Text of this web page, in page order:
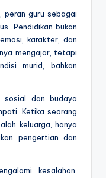
peran guru sebagai
Pendidikan bukan
karakter, dan
mengajar, tetapi
murid, bahkan
dan budaya
Ketika seorang
keluarga, hanya
pengertian dan
kesalahan.